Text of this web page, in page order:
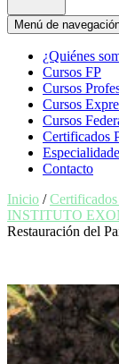
Menú de
¿Quiénes
Cursos FP
Cursos
Cursos
Cursos
Certificados
Contacto
Inicio /
INSTITUTO
Restauración del